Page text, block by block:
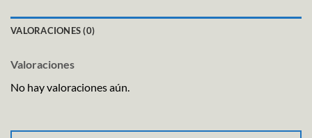
VALORACIONES (0)
Valoraciones
No hay valoraciones aún.